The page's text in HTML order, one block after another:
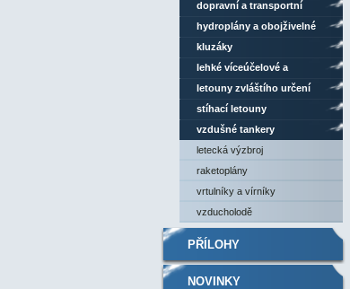
dopravní a transportní
letouny
hydroplány a obojživelné
letouny
kluzáky
lehké víceúčelové a
sportovní letouny
letouny zvláštího určení
stíhací letouny
vzdušné tankery
letecká výzbroj
raketoplány
vrtulníky a vírníky
vzducholodě
PŘÍLOHY
NOVINKY